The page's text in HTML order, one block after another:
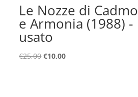
Le Nozze di Cadmo
e Armonia (1988) -
usato
€25,00Il
€10,00Il